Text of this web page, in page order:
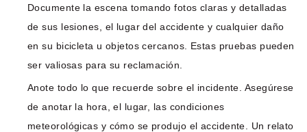
Documente la escena tomando fotos claras y detalladas
de sus lesiones, el lugar del accidente y cualquier daño
en su bicicleta u objetos cercanos. Estas pruebas pueden
ser valiosas para su reclamación.
Anote todo lo que recuerde sobre el incidente. Asegúrese
de anotar la hora, el lugar, las condiciones
meteorológicas y cómo se produjo el accidente. Un relato